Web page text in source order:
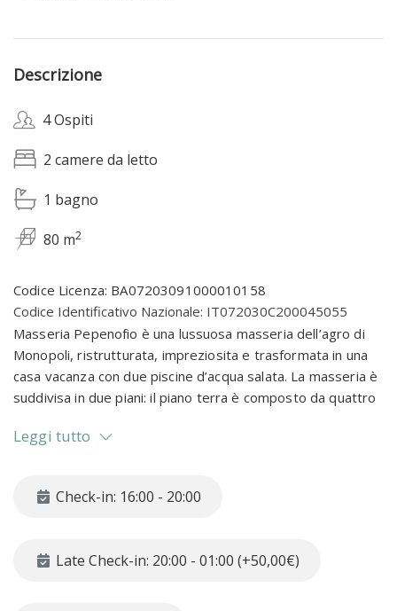
Descrizione
4 Ospiti
2 camere da letto
1 bagno
80 m2
Codice Licenza: BA07203091000010158
Codice Identificativo Nazionale: IT072030C200045055
Masseria Pepenofio è una lussuosa masseria dell’agro di
Monopoli, ristrutturata, impreziosita e trasformata in una
casa vacanza con due piscine d’acqua salata. La masseria è
suddivisa in due piani: il piano terra è composto da quattro
presenti su questo sito, mentre il primo piano è ad uso
I quattro appartamenti hanno i colori della terra e gli arredi
Roseto è l’appartamento più grande e può ospitare fino a
Leggi tutto
Check-in: 16:00 - 20:00
Late Check-in: 20:00 - 01:00 (+50,00€)